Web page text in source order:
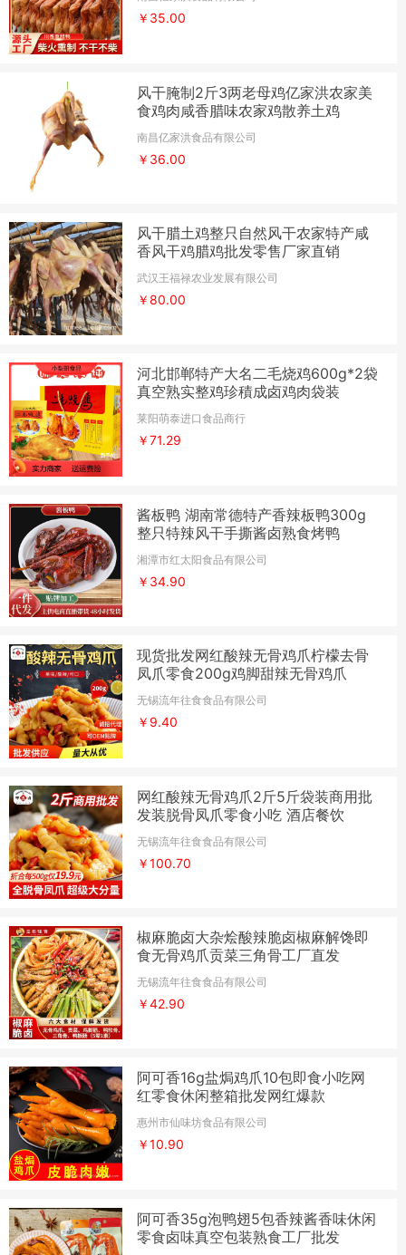
￥35.00
风干腌制2斤3两老母鸡亿家洪农家美
食鸡肉咸香腊味农家鸡散养土鸡
南昌亿家洪食品有限公司
￥36.00
风干腊土鸡整只自然风干农家特产咸
香风干鸡腊鸡批发零售厂家直销
武汉王福禄农业发展有限公司
￥80.00
河北邯郸特产大名二毛烧鸡600g*2袋
真空熟实整鸡珍積成卤鸡肉袋装
莱阳萌泰进口食品商行
￥71.29
酱板鸭 湖南常德特产香辣板鸭300g
整只特辣风干手撕酱卤熟食烤鸭
湘潭市红太阳食品有限公司
￥34.90
现货批发网红酸辣无骨鸡爪柠檬去骨
凤爪零食200g鸡脚甜辣无骨鸡爪
无锡流年往食食品有限公司
￥9.40
网红酸辣无骨鸡爪2斤5斤袋装商用批
发装脱骨凤爪零食小吃 酒店餐饮
无锡流年往食食品有限公司
￥100.70
椒麻脆卤大杂烩酸辣脆卤椒麻解馋即
食无骨鸡爪贡菜三角骨工厂直发
无锡流年往食食品有限公司
￥42.90
阿可香16g盐焗鸡爪10包即食小吃网
红零食休闲整箱批发网红爆款
惠州市仙味坊食品有限公司
￥10.90
阿可香35g泡鸭翅5包香辣酱香味休闲
零食卤味真空包装熟食工厂批发